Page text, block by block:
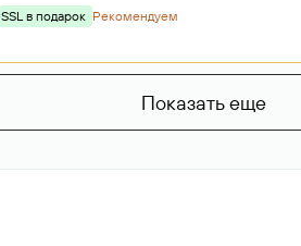
SSL в подарок Рекомендуем
Показать еще